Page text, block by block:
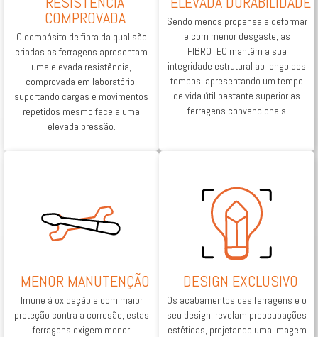
COMPROVADA
O compósito de fibra da qual são
criadas as ferragens apresentam
uma elevada resistência,
comprovada em laboratório,
suportando cargas e movimentos
repetidos mesmo face a uma
elevada pressão.
Sendo menos propensa a deformar
e com menor desgaste, as
FIBROTEC mantêm a sua
integridade estrutural ao longo dos
tempos, apresentando um tempo
de vida útil bastante superior as
ferragens convencionais
MENOR MANUTENÇÃO
Imune à oxidação e com maior
proteção contra a corrosão, estas
ferragens exigem menor
DESIGN EXCLUSIVO
Os acabamentos das ferragens e o
seu design, revelam preocupações
estéticas, projetando uma imagem